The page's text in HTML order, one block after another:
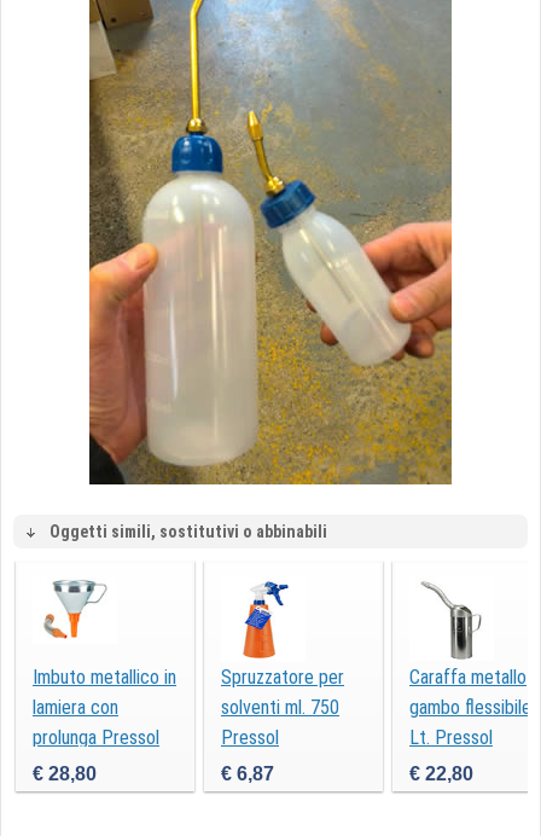
Oggetti simili, sostitutivi o abbinabili
Imbuto metallico in
lamiera con
prolunga Pressol
€ 28,80
Spruzzatore per
solventi ml. 750
Pressol
€ 6,87
Caraffa metallo
gambo flessibile
Lt. Pressol
€ 22,80